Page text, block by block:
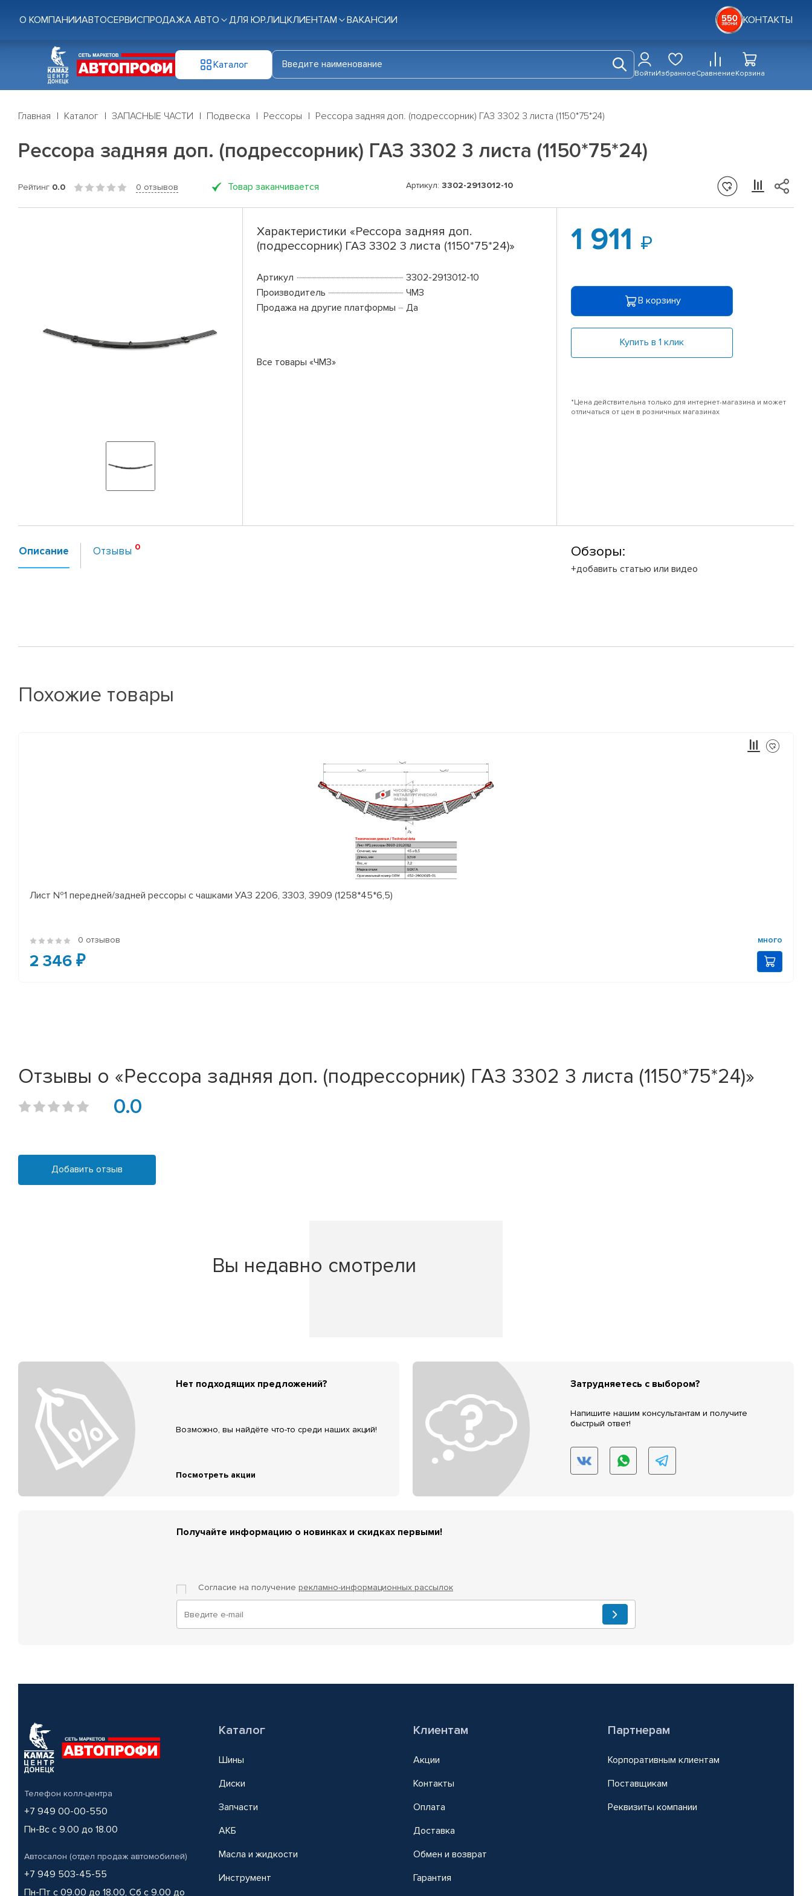
О КОМПАНИИАВТОСЕРВИСПРОДАЖА АВТО ДЛЯ ЮР.ЛИЦКЛИЕНТАМ ВАКАНСИИ КОНТАКТЫ
Каталог
ВойтиИзбранноеСравнениеКорзина
Главная Каталог ЗАПАСНЫЕ ЧАСТИ Подвеска Рессоры Рессора задняя доп. (подрессорник) ГАЗ 3302 3 листа (1150*75*24)
Рессора задняя доп. (подрессорник) ГАЗ 3302 3 листа (1150*75*24)
Рейтинг 0.0 0 отзывов Товар заканчивается Артикул: 3302-2913012-10
Характеристики «Рессора задняя доп.
(подрессорник) ГАЗ 3302 3 листа (1150*75*24)»
Артикул
3302-2913012-10
Производитель
ЧМЗ
Продажа на другие платформы
Да
Все товары «ЧМЗ»
1 911
В корзину
Купить в 1 клик
*Цена действительна только для интернет-магазина и может
отличаться от цен в розничных магазинах
Описание Отзывы Обзоры:
+добавить статью или видео
Похожие товары
Лист №1 передней/задней рессоры с чашками УАЗ 2206, 3303, 3909 (1258*45*6,5)
0 отзывов много
2 346 ₽
Отзывы о «Рессора задняя доп. (подрессорник) ГАЗ 3302 3 листа (1150*75*24)»
0.0
Добавить отзыв
Вы недавно смотрели
Нет подходящих предложений?
Возможно, вы найдёте что-то среди наших акций!
Посмотреть акции
Затрудняетесь с выбором?
Напишите нашим консультантам и получите
быстрый ответ!
Получайте информацию о новинках и скидках первыми!
Согласие на получение рекламно-информационных рассылок
Телефон колл-центра
+7 949 00-00-550
Пн-Вс с 9.00 до 18.00
Автосалон (отдел продаж автомобилей)
+7 949 503-45-55
Пн-Пт с 09.00 до 18.00, Сб с 9.00 до
Каталог
Шины
Диски
Запчасти
АКБ
Масла и жидкости
Инструмент
Клиентам
Акции
Контакты
Оплата
Доставка
Обмен и возврат
Гарантия
Партнерам
Корпоративным клиентам
Поставщикам
Реквизиты компании